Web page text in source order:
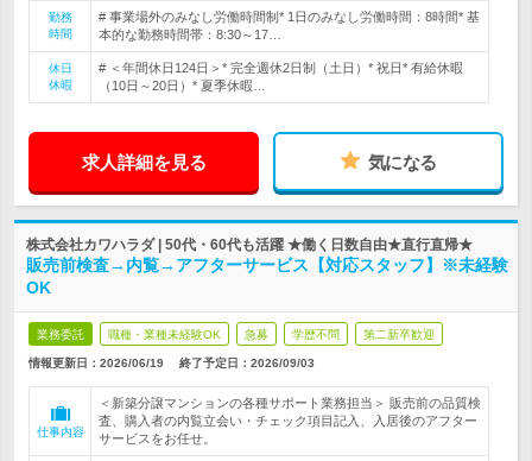
勤務
時間
# 事業場外のみなし労働時間制* 1日のみなし労働時間：8時間* 基
本的な勤務時間帯：8:30～17…
休日
休暇
# ＜年間休日124日＞* 完全週休2日制（土日）* 祝日* 有給休暇
（10日～20日）* 夏季休暇…
求人詳細を見る 気になる
株式会社カワハラダ | 50代・60代も活躍 ★働く日数自由★直行直帰★
販売前検査→内覧→アフターサービス【対応スタッフ】※未経験
OK
業務委託 職種・業種未経験OK 急募 学歴不問 第二新卒歓迎
情報更新日：2026/06/19 終了予定日： 2026/09/03
仕事内容
＜新築分譲マンションの各種サポート業務担当＞ 販売前の品質検
査、購入者の内覧立会い・チェック項目記入、入居後のアフター
サービスをお任せ。